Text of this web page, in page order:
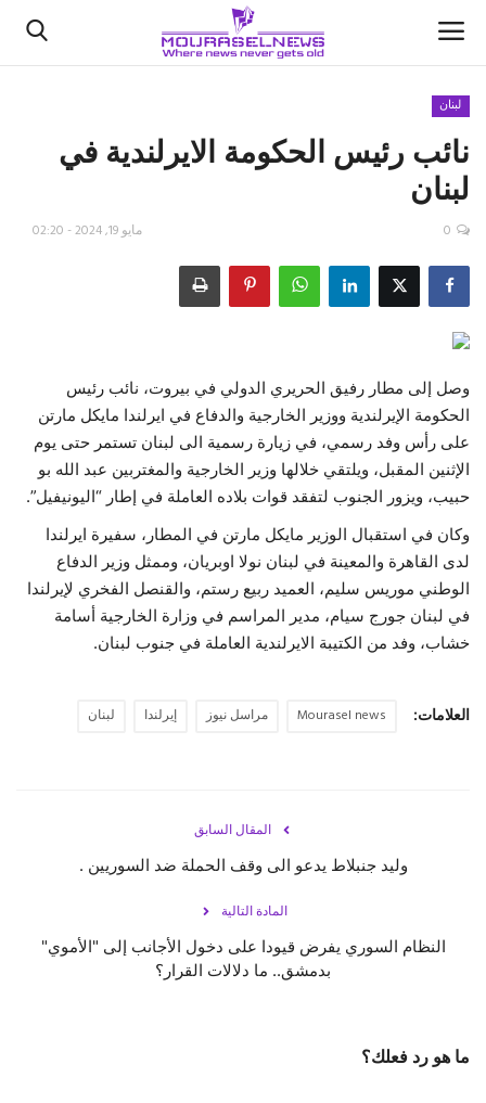
الأخبار
كتّابنا
اقتصاد
رياضة
فيديو
حياة
لبنان
نائب رئيس الحكومة الايرلندية في
لبنان
مايو 19, 2024 - 02:20 0
وصل إلى مطار رفيق الحريري الدولي في بيروت، نائب رئيس
الحكومة الإيرلندية ووزير الخارجية والدفاع في ايرلندا مايكل مارتن
على رأس وفد رسمي، في زيارة رسمية الى لبنان تستمر حتى يوم
الإثنين المقبل، ويلتقي خلالها وزير الخارجية والمغتربين عبد الله بو
حبيب، ويزور الجنوب لتفقد قوات بلاده العاملة في إطار “اليونيفيل”.
وكان في استقبال الوزير مايكل مارتن في المطار، سفيرة ايرلندا
لدى القاهرة والمعينة في لبنان نولا اوبريان، وممثل وزير الدفاع
الوطني موريس سليم، العميد ربيع رستم، والقنصل الفخري لإيرلندا
في لبنان جورج سيام، مدير المراسم في وزارة الخارجية أسامة
خشاب، وفد من الكتيبة الايرلندية العاملة في جنوب لبنان.
العلامات: Mourasel news مراسل نيوز إيرلندا لبنان
المقال السابق
وليد جنبلاط يدعو الى وقف الحملة ضد السوريين .
المادة التالية
النظام السوري يفرض قيودا على دخول الأجانب إلى "الأموي"
بدمشق.. ما دلالات القرار؟
ما هو رد فعلك؟